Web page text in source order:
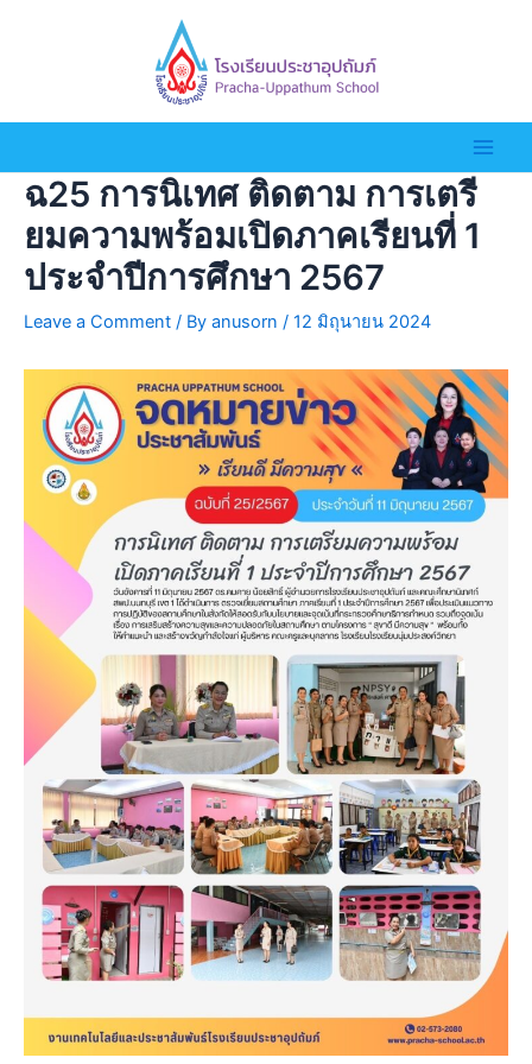
ฉ25 การนิเทศ ติดตาม การเตรี
ยมความพร้อมเปิดภาคเรียนที่ 1
ประจำปีการศึกษา 2567
Leave a Comment / By anusorn / 12 มิถุนายน 2024